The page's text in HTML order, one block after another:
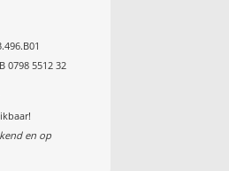
0798 5512 32
en op